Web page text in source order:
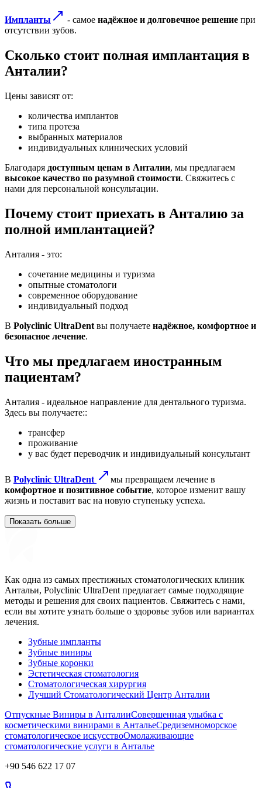
Импланты - самое надёжное и долговечное решение при
отсутствии зубов.
Сколько стоит полная имплантация в
Анталии?
Цены зависят от:
количества имплантов
типа протеза
выбранных материалов
индивидуальных клинических условий
Благодаря доступным ценам в Анталии, мы предлагаем
высокое качество по разумной стоимости. Свяжитесь с
нами для персональной консультации.
Почему стоит приехать в Анталию за
полной имплантацией?
Анталия - это:
сочетание медицины и туризма
опытные стоматологи
современное оборудование
индивидуальный подход
В Polyclinic UltraDent вы получаете надёжное, комфортное и
безопасное лечение.
Что мы предлагаем иностранным
пациентам?
Анталия - идеальное направление для дентального туризма.
Здесь вы получаете::
трансфер
проживание
у вас будет переводчик и индивидуальный консультант
В Polyclinic UltraDent
мы превращаем лечение в
комфортное и позитивное событие, которое изменит вашу
жизнь и поставит вас на новую ступеньку успеха.
Показать больше
Как одна из самых престижных стоматологических клиник
Антальи, Polyclinic UltraDent предлагает самые подходящие
методы и решения для своих пациентов. Свяжитесь с нами,
если вы хотите узнать больше о здоровье зубов или вариантах
лечения.
Зубные импланты
Зубные виниры
Зубные коронки
Эстетическая стоматология
Стоматологическая хирургия
Лучший Стоматологический Центр Анталии
Отпускные Виниры в АнталииСовершенная улыбка с
косметическими винирами в АнтальеСредиземноморское
стоматологическое искусствоОмолаживающие
стоматологические услуги в Анталье
+90 546 622 17 07